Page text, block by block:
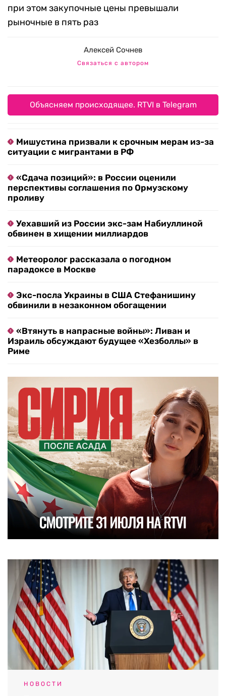
при этом закупочные цены превышали
рыночные в пять раз
Алексей Сочнев
Связаться с автором
Объясняем происходящее. RTVI в Telegram
Мишустина призвали к срочным мерам из-за
ситуации с мигрантами в РФ
«Сдача позиций»: в России оценили
перспективы соглашения по Ормузскому
проливу
Уехавший из России экс-зам Набиуллиной
обвинен в хищении миллиардов
Метеоролог рассказала о погодном
парадоксе в Москве
Экс-посла Украины в США Стефанишину
обвинили в незаконном обогащении
«Втянуть в напрасные войны»: Ливан и
Израиль обсуждают будущее «Хезболлы» в
Риме
НОВОСТИ